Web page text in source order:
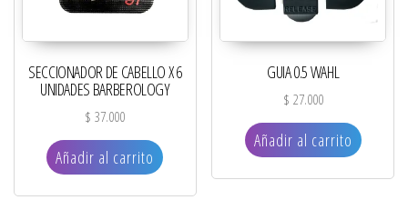
SECCIONADOR DE CABELLO X 6
UNIDADES BARBEROLOGY
$ 37.000
Añadir al carrito
GUIA 0.5 WAHL
$ 27.000
Añadir al carrito